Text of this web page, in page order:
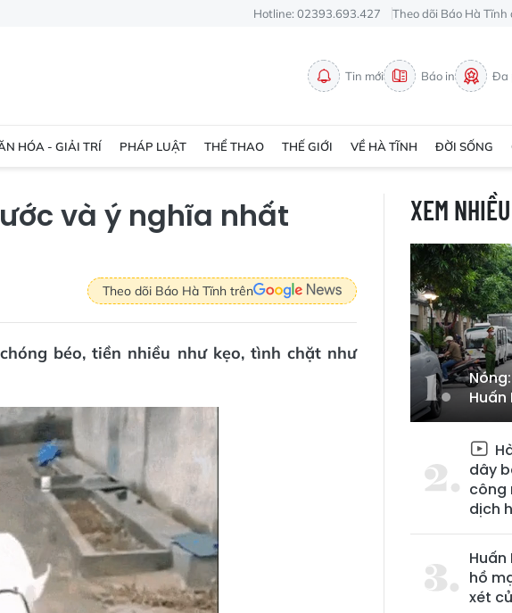
Hotline: 02393.693.427 Theo dõi Báo Hà Tĩnh
Tin mới Báo in Đa
HÓA - GIẢI TRÍ PHÁP LUẬT THỂ THAO THẾ GIỚI VỀ HÀ TĨNH ĐỜI SỐNG
và ý nghĩa nhất
Theo dõi Báo Hà Tĩnh trên
béo, tiền nhiều như kẹo, tình chặt như
XEM NHIỀU
Huấn
dây
công
dịch
hồ
xét